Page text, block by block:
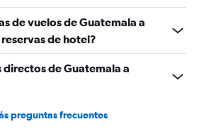
de vuelos de Guatemala a
de hotel?
directos de Guatemala a
preguntas frecuentes